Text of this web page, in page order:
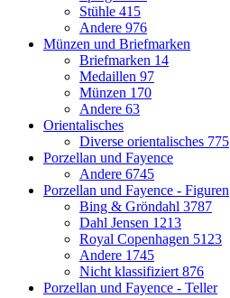
Stühle 415
Andere 976
Münzen und Briefmarken
Briefmarken 14
Medaillen 97
Münzen 170
Andere 63
Orientalisches
Diverse orientalisches 775
Porzellan und Fayence
Andere 6745
Porzellan und Fayence - Figuren
Bing & Gröndahl 3787
Dahl Jensen 1213
Royal Copenhagen 5123
Andere 1745
Nicht klassifiziert 876
Porzellan und Fayence - Teller